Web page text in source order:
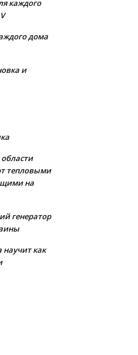
каждого
дома
и
тепловыми
на
генератор
как